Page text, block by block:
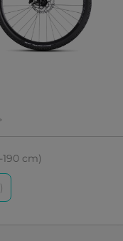
190 cm)